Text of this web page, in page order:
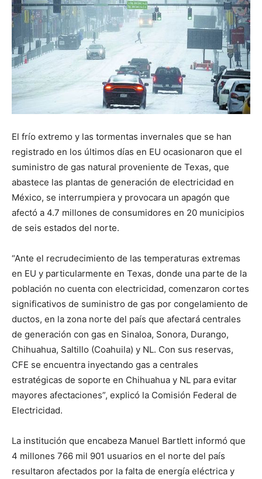
El frío extremo y las tormentas invernales que se han
registrado en los últimos días en EU ocasionaron que el
suministro de gas natural proveniente de Texas, que
abastece las plantas de generación de electricidad en
México, se interrumpiera y provocara un apagón que
afectó a 4.7 millones de consumidores en 20 municipios
de seis estados del norte.
“Ante el recrudecimiento de las temperaturas extremas
en EU y particularmente en Texas, donde una parte de la
población no cuenta con electricidad, comenzaron cortes
significativos de suministro de gas por congelamiento de
ductos, en la zona norte del país que afectará centrales
de generación con gas en Sinaloa, Sonora, Durango,
Chihuahua, Saltillo (Coahuila) y NL. Con sus reservas,
CFE se encuentra inyectando gas a centrales
estratégicas de soporte en Chihuahua y NL para evitar
mayores afectaciones”, explicó la Comisión Federal de
Electricidad.
La institución que encabeza Manuel Bartlett informó que
4 millones 766 mil 901 usuarios en el norte del país
resultaron afectados por la falta de energía eléctrica y